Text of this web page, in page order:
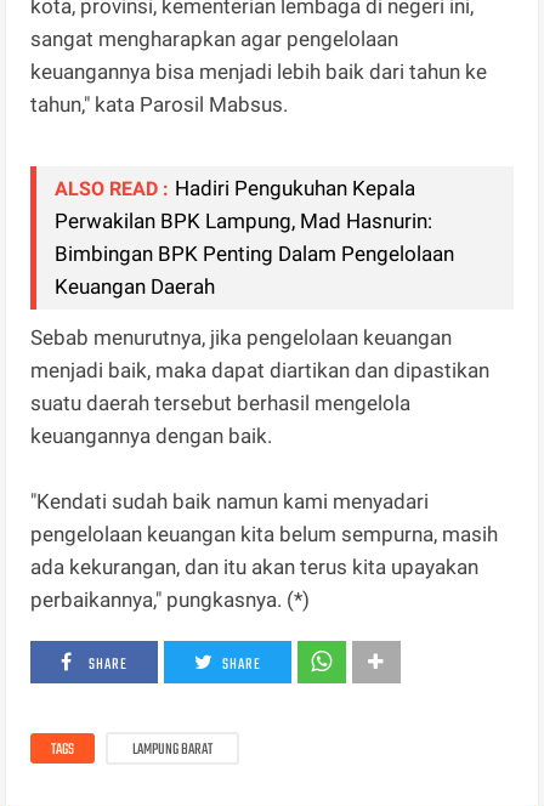
kota, provinsi, kementerian lembaga di negeri ini,
sangat mengharapkan agar pengelolaan
keuangannya bisa menjadi lebih baik dari tahun ke
tahun," kata Parosil Mabsus.
ALSO READ : Hadiri Pengukuhan Kepala
Perwakilan BPK Lampung, Mad Hasnurin:
Bimbingan BPK Penting Dalam Pengelolaan
Keuangan Daerah
Sebab menurutnya, jika pengelolaan keuangan
menjadi baik, maka dapat diartikan dan dipastikan
suatu daerah tersebut berhasil mengelola
keuangannya dengan baik.
"Kendati sudah baik namun kami menyadari
pengelolaan keuangan kita belum sempurna, masih
ada kekurangan, dan itu akan terus kita upayakan
perbaikannya," pungkasnya. (*)
SHARE SHARE
TAGS LAMPUNG BARAT